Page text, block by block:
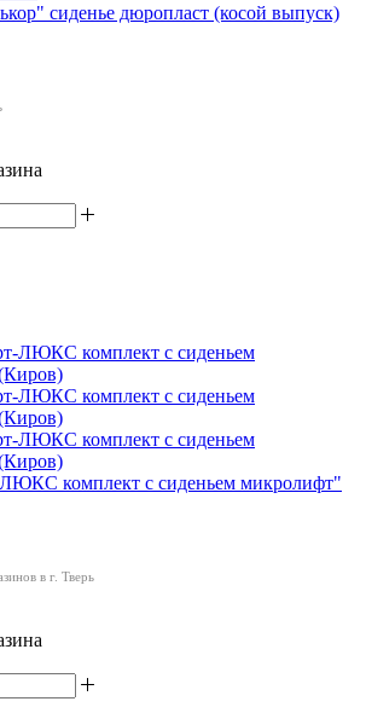
cиденье дюропласт (косой выпуск)
комплект с сиденьем микролифт"
в г. Тверь